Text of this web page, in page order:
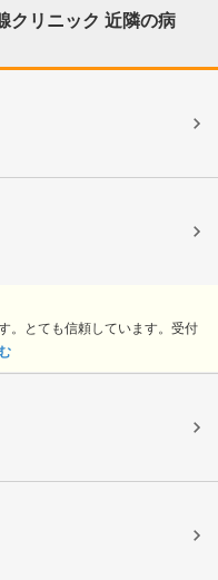
クリニック 近隣の病
。とても信頼しています。受付